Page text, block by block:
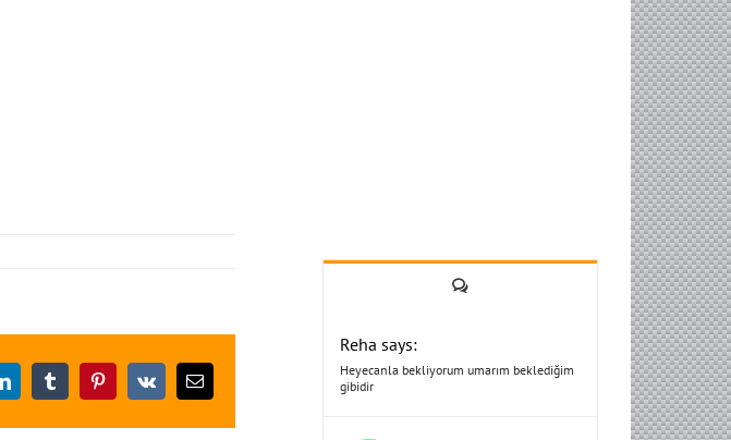
LinkedInTumblrPinterest
Vk
E-
posta
Yorum
Reha says:
Heyecanla bekliyorum umarım beklediğim
gibidir